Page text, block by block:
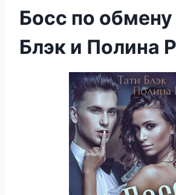
Босс по обмену
Блэк и Полина